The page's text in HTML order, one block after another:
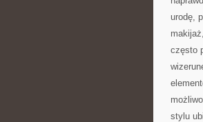
urodę,
często
stylu